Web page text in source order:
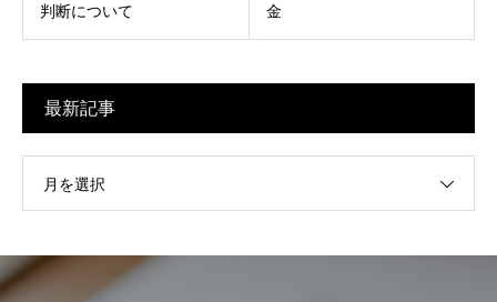
判断について
金
最新記事
月を選択